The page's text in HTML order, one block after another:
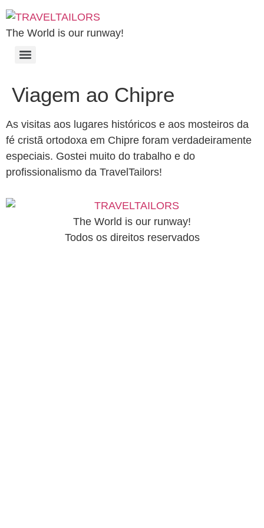
The World is our runway!
Viagem ao Chipre
As visitas aos lugares históricos e aos mosteiros da
fé cristã ortodoxa em Chipre foram verdadeiramente
especiais. Gostei muito do trabalho e do
profissionalismo da TravelTailors!
The World is our runway!
Todos os direitos reservados